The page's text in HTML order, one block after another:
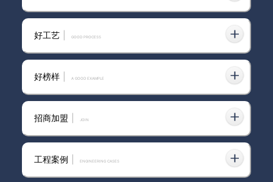
有哪些品牌
艺术涂料是时候走出“舒适圈”了
艺术涂料厂家推荐：卡百利蛋壳
光艺术漆真实体验与优势分析
好工艺 GOOD PROCESS
好榜样 A GOOD EXAMPLE
招商加盟 join
工程案例 ENGINEERING CASES